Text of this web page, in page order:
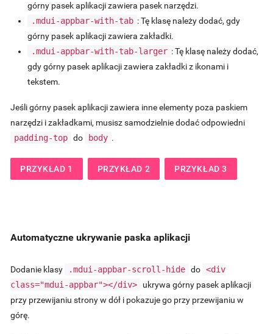
górny pasek aplikacji zawiera pasek narzędzi.
.mdui-appbar-with-tab : Tę klasę należy dodać, gdy
górny pasek aplikacji zawiera zakładki.
.mdui-appbar-with-tab-larger : Tę klasę należy dodać,
gdy górny pasek aplikacji zawiera zakładki z ikonami i
tekstem.
Jeśli górny pasek aplikacji zawiera inne elementy poza paskiem
narzędzi i zakładkami, musisz samodzielnie dodać odpowiedni
padding-top do body .
PRZYKŁAD 1 PRZYKŁAD 2 PRZYKŁAD 3
Automatyczne ukrywanie paska aplikacji
Dodanie klasy .mdui-appbar-scroll-hide do <div
class="mdui-appbar"></div>
ukrywa górny pasek aplikacji
przy przewijaniu strony w dół i pokazuje go przy przewijaniu w
górę.